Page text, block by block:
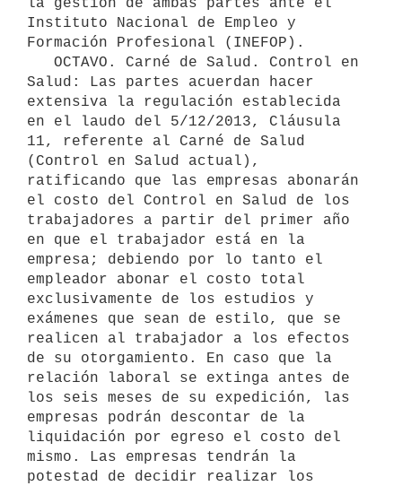
Instituto Nacional de Empleo y
Formación Profesional (INEFOP).
Salud: Las partes acuerdan hacer
extensiva la regulación establecida
en el laudo del 5/12/2013, Cláusula
11, referente al Carné de Salud
(Control en Salud actual),
ratificando que las empresas abonarán
el costo del Control en Salud de los
trabajadores a partir del primer año
en que el trabajador está en la
empresa; debiendo por lo tanto el
empleador abonar el costo total
exclusivamente de los estudios y
exámenes que sean de estilo, que se
realicen al trabajador a los efectos
de su otorgamiento. En caso que la
relación laboral se extinga antes de
los seis meses de su expedición, las
empresas podrán descontar de la
liquidación por egreso el costo del
mismo. Las empresas tendrán la
potestad de decidir realizar los